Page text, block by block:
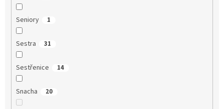
Seniory 1
Sestra 31
Sestřenice 14
Snacha 20